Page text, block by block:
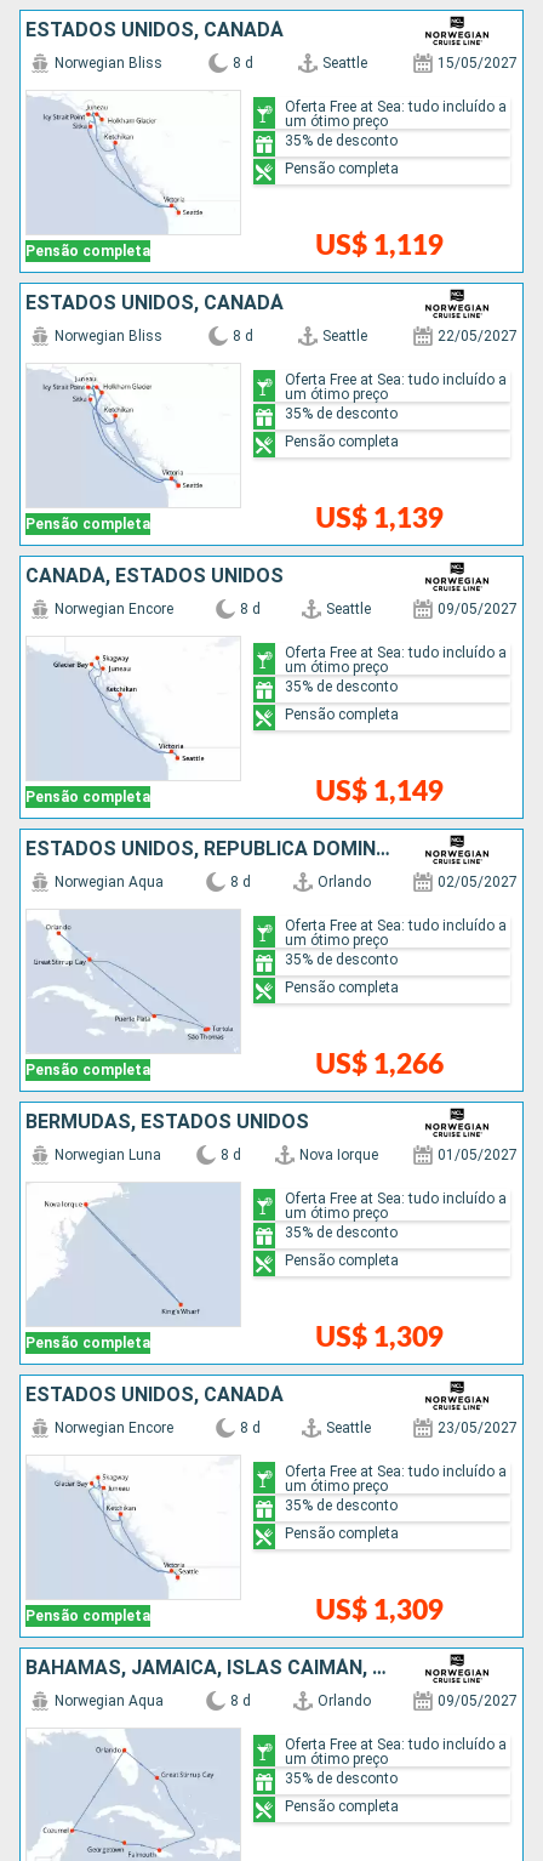
ESTADOS UNIDOS, CANADÁ
Pensão completa
Norwegian Bliss 8 d Seattle 15/05/2027
US$ 1,119
Oferta Free at Sea: tudo incluído a
um ótimo preço
35% de desconto
Pensão completa
ESTADOS UNIDOS, CANADÁ
Pensão completa
Norwegian Bliss 8 d Seattle 22/05/2027
US$ 1,139
Oferta Free at Sea: tudo incluído a
um ótimo preço
35% de desconto
Pensão completa
CANADÁ, ESTADOS UNIDOS
Pensão completa
Norwegian Encore 8 d Seattle 09/05/2027
US$ 1,149
Oferta Free at Sea: tudo incluído a
um ótimo preço
35% de desconto
Pensão completa
ESTADOS UNIDOS, REPUBLICA DOMINICANA, BAHAMAS
Pensão completa
Norwegian Aqua 8 d Orlando 02/05/2027
US$ 1,266
Oferta Free at Sea: tudo incluído a
um ótimo preço
35% de desconto
Pensão completa
BERMUDAS, ESTADOS UNIDOS
Pensão completa
Norwegian Luna 8 d Nova Iorque 01/05/2027
US$ 1,309
Oferta Free at Sea: tudo incluído a
um ótimo preço
35% de desconto
Pensão completa
ESTADOS UNIDOS, CANADÁ
Pensão completa
Norwegian Encore 8 d Seattle 23/05/2027
US$ 1,309
Oferta Free at Sea: tudo incluído a
um ótimo preço
35% de desconto
Pensão completa
BAHAMAS, JAMAICA, ISLAS CAIMÁN, MÉXICO, ESTADOS UNIDOS
Norwegian Aqua 8 d Orlando 09/05/2027
Oferta Free at Sea: tudo incluído a
um ótimo preço
35% de desconto
Pensão completa